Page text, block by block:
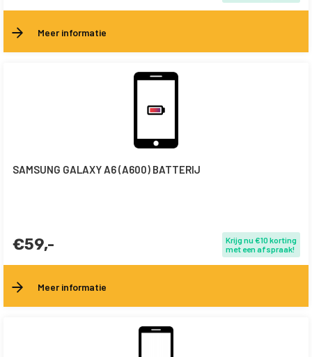
Meer informatie
SAMSUNG GALAXY A6 (A600) BATTERIJ
€59,-
Krijg nu €10 korting
met een afspraak!
Meer informatie